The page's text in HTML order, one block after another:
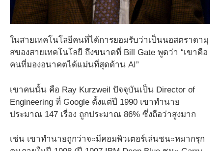
ในสายเทคโนโลยีคนที่ได้การยอมรับว่าเป็นนอสตราดามุ
สของสายเทคโนโลยี ถึงขนาดที่ Bill Gate พูดว่า “เขาคือ
คนที่มองอนาคตได้แม่นที่สุดด้าน AI”
เขาคนนั้น คือ Ray Kurzweil ปัจจุบันเป็น Director of
Engineering ที่ Google ตั้งแต่ปี 1990 เขาทำนาย
ประมาณ ​147 เรื่อง ถูกประมาณ 86% ซึ่งถือว่าสูงมาก
เช่น เขาทำนายถูกว่าจะมีคอมพิวเตอร์เล่นชนะหมากรุก